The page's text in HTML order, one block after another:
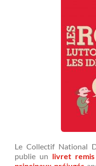
Le Collectif National
publie un livret